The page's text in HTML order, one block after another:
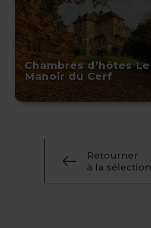
Chambres d’hôtes Le
Manoir du Cerf
Retourner
à la sélection